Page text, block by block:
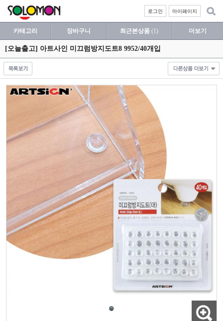
마이페이지
로그인
카테고리 장바구니 최근본상품 (1) 더보기
[오늘출고] 아트사인 미끄럼방지도트8 9952/40개입